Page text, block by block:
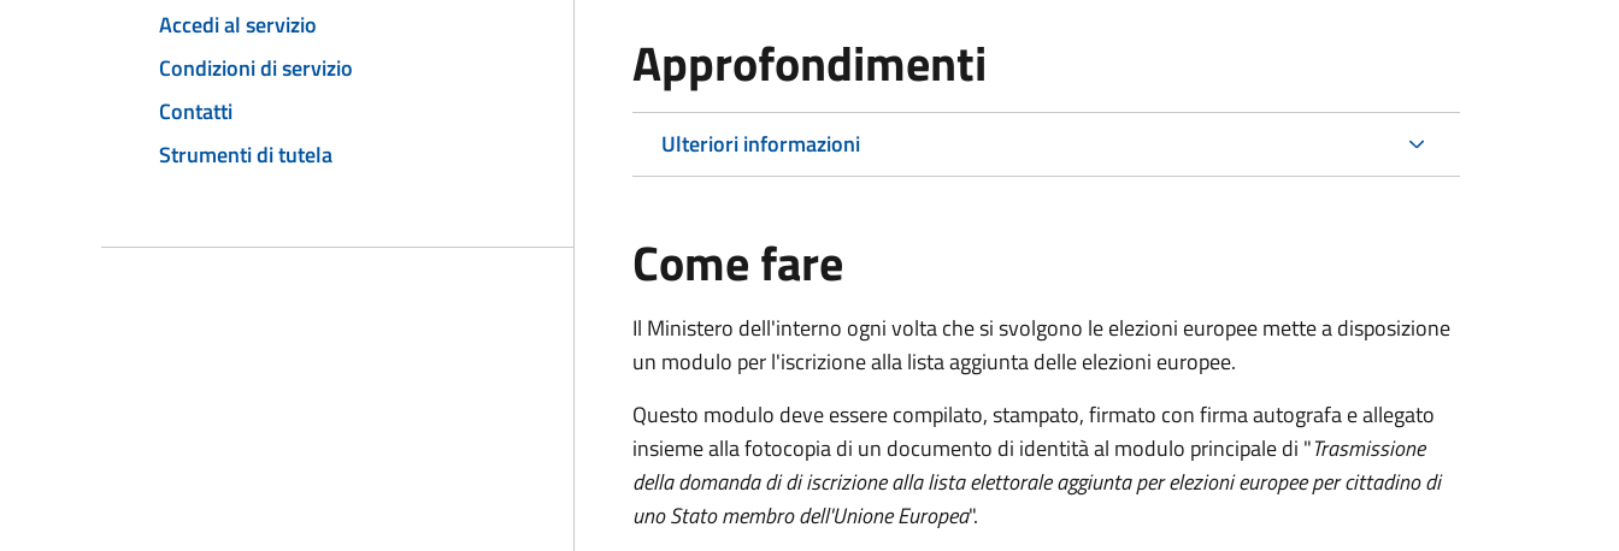
Accedi al servizio
Condizioni di servizio
Contatti
Strumenti di tutela
Approfondimenti
Ulteriori informazioni
Come fare
Il Ministero dell'interno ogni volta che si svolgono le elezioni europee mette a disposizione
un modulo per l'iscrizione alla lista aggiunta delle elezioni europee.
Questo modulo deve essere compilato, stampato, firmato con firma autografa e allegato
insieme alla fotocopia di un documento di identità al modulo principale di "Trasmissione
della domanda di di iscrizione alla lista elettorale aggiunta per elezioni europee per cittadino di
uno Stato membro dell'Unione Europea".